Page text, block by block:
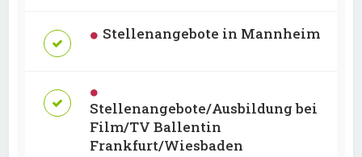
Stellenangebote in Mannheim
Stellenangebote/Ausbildung bei
Film/TV Ballentin
Frankfurt/Wiesbaden